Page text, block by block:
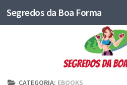
Segredos da Boa Forma
CATEGORIA: EBOOKS